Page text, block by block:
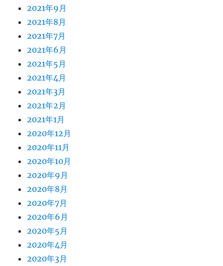
2021年9月
2021年8月
2021年7月
2021年6月
2021年5月
2021年4月
2021年3月
2021年2月
2021年1月
2020年12月
2020年11月
2020年10月
2020年9月
2020年8月
2020年7月
2020年6月
2020年5月
2020年4月
2020年3月